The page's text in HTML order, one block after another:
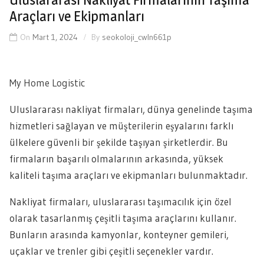
Araçları ve Ekipmanları
On Mart 1, 2024 By seokoloji_cwln661p
My Home Logistic
Uluslararası nakliyat firmaları, dünya genelinde taşıma
hizmetleri sağlayan ve müşterilerin eşyalarını farklı
ülkelere güvenli bir şekilde taşıyan şirketlerdir. Bu
firmaların başarılı olmalarının arkasında, yüksek
kaliteli taşıma araçları ve ekipmanları bulunmaktadır.
Nakliyat firmaları, uluslararası taşımacılık için özel
olarak tasarlanmış çeşitli taşıma araçlarını kullanır.
Bunların arasında kamyonlar, konteyner gemileri,
uçaklar ve trenler gibi çeşitli seçenekler vardır.